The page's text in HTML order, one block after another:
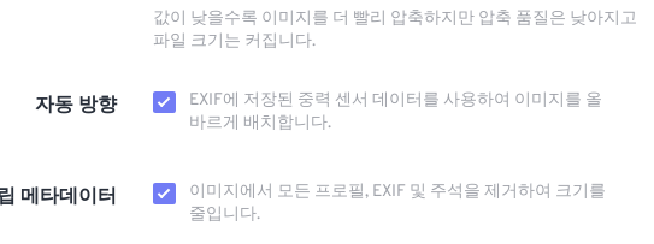
값이 낮을수록 이미지를 더 빨리 압축하지만 압축 품질은 낮아지고
파일 크기는 커집니다.
자동 방향
EXIF에 저장된 중력 센서 데이터를 사용하여 이미지를 올
바르게 배치합니다.
메타데이터
이미지에서 모든 프로필, EXIF ​​및 주석을 제거하여 크기를
줄입니다.